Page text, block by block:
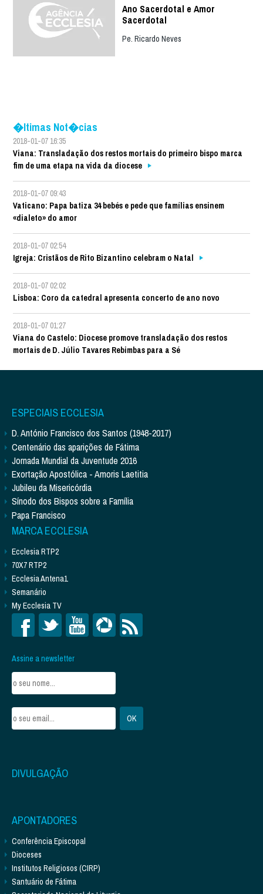
Ano Sacerdotal e Amor
Sacerdotal
Pe. Ricardo Neves
�ltimas Not�cias
2018-01-07 16:35
Viana: Transladação dos restos mortais do primeiro bispo marca
fim de uma etapa na vida da diocese
2018-01-07 09:43
Vaticano: Papa batiza 34 bebés e pede que famílias ensinem
«dialeto» do amor
2018-01-07 02:54
Igreja: Cristãos de Rito Bizantino celebram o Natal
2018-01-07 02:02
Lisboa: Coro da catedral apresenta concerto de ano novo
2018-01-07 01:27
Viana do Castelo: Diocese promove transladação dos restos
mortais de D. Júlio Tavares Rebimbas para a Sé
ESPECIAIS ECCLESIA
D. António Francisco dos Santos (1948-2017)
Centenário das aparições de Fátima
Jornada Mundial da Juventude 2016
Exortação Apostólica - Amoris Laetitia
Jubileu da Misericórdia
Sínodo dos Bispos sobre a Família
Papa Francisco
MARCA ECCLESIA
Ecclesia RTP2
70X7 RTP2
Ecclesia Antena1
Semanário
My Ecclesia TV
Assine a newsletter
DIVULGAÇÃO
APONTADORES
Conferência Episcopal
Dioceses
Institutos Religiosos (CIRP)
Santuário de Fátima